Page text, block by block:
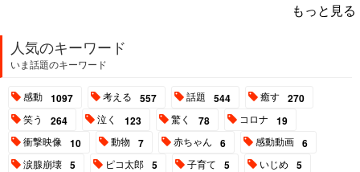
もっと見る
人気のキーワード
いま話題のキーワード
感動 1097 考える 557 話題 544 癒す 270
笑う 264 泣く 123 驚く 78 コロナ 19
衝撃映像 10 動物 7 赤ちゃん 6 感動動画 6
涙腺崩壊 5 ピコ太郎 5 子育て 5 いじめ 5